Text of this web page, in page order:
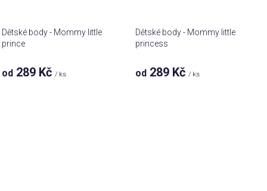
Dětské body - Mommy little
prince
od 289 Kč / ks
Dětské body - Mommy little
princess
od 289 Kč / ks